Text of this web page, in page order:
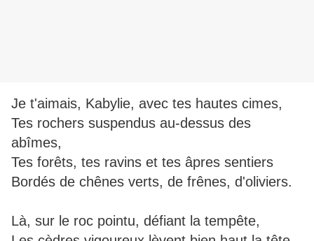
Je t'aimais, Kabylie, avec tes hautes cimes,
Tes rochers suspendus au-dessus des
abîmes,
Tes forêts, tes ravins et tes âpres sentiers
Bordés de chênes verts, de frênes, d'oliviers.
Là, sur le roc pointu, défiant la tempête,